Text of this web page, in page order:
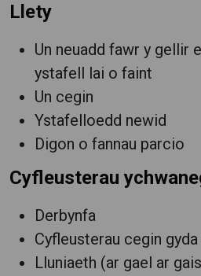
Llety
Un neuadd fawr y gellir
ystafell lai o faint
Un cegin
Ystafelloedd newid
Digon o fannau parcio
Cyfleusterau
Derbynfa
Cyfleusterau cegin
Lluniaeth (ar gael ar